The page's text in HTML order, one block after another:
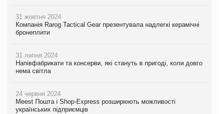
31 жовтня 2024
Компанія Rarog Tactical Gear презентувала надлегкі керамічні
бронеплити
31 липня 2024
Напівфабрикати та консерви, які стануть в пригоді, коли довго
нема світла
24 червня 2024
Meest Пошта і Shop-Express розширюють можливості
українських підприємців